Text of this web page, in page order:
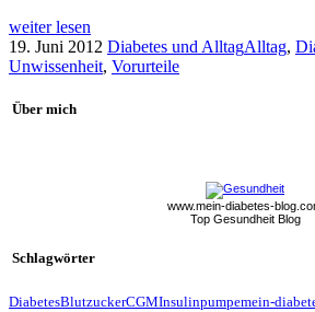
weiter lesen
19. Juni 2012 Diabetes und AlltagAlltag,
Unwissenheit, Vorurteile
Über mich
www.mein-diabetes-
Top Gesundheit Blog
Schlagwörter
DiabetesBlutzuckerCGMInsulinpumpemein-